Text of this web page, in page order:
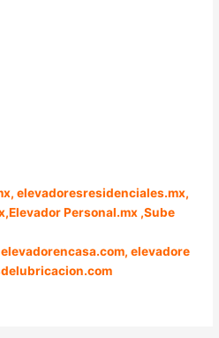
elevadoresresidenciales.mx,
,Elevador Personal.mx ,Sube
elevadorencasa.com, elevadore